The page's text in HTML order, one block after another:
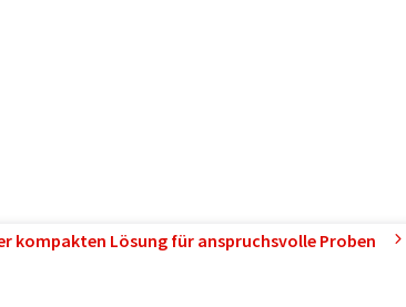
kompakten Lösung für anspruchsvolle Proben